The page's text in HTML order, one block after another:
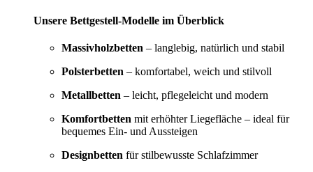
Unsere Bettgestell-Modelle im Überblick
Massivholzbetten – langlebig, natürlich und stabil
Polsterbetten – komfortabel, weich und stilvoll
Metallbetten – leicht, pflegeleicht und modern
Komfortbetten mit erhöhter Liegefläche – ideal für
bequemes Ein- und Aussteigen
Designbetten für stilbewusste Schlafzimmer